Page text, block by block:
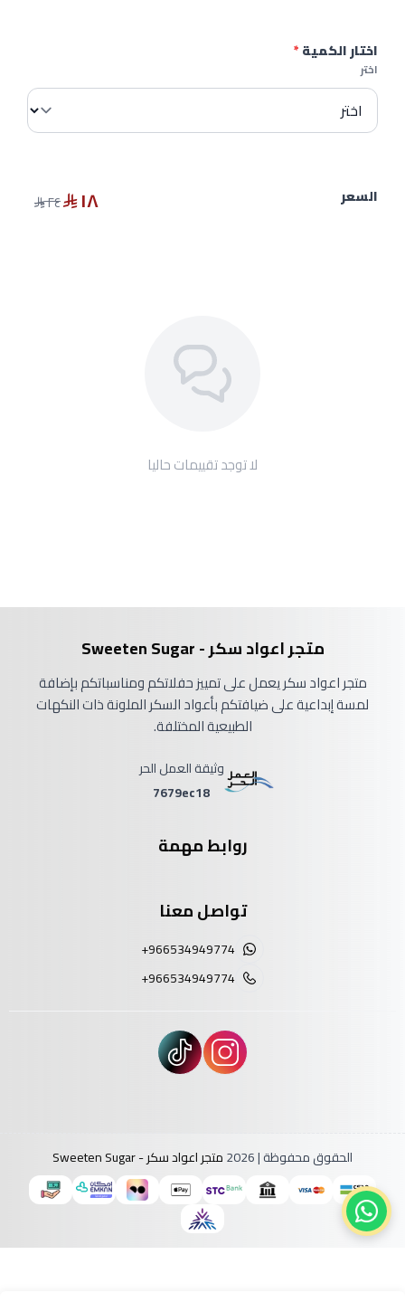
اختار الكمية*
اختر
السعر ١٨ ٢٤
لا توجد تقييمات حاليا
متجر اعواد سكر - Sweeten Sugar
متجر اعواد سكر يعمل على تمييز حفلاتكم ومناسباتكم بإضافة
لمسة إبداعية على ضيافتكم بأعواد السكر الملونة ذات النكهات
الطبيعية المختلفة.
وثيقة العمل الحر
7679ec18
روابط مهمة
تواصل معنا
+966534949774
+966534949774
الحقوق محفوظة | 2026 متجر اعواد سكر - Sweeten Sugar